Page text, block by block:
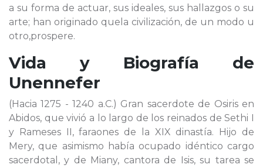
a su forma de actuar, sus ideales, sus hallazgos o su
arte; han originado quela civilización, de un modo u
otro,prospere.
Vida y Biografía de
Unennefer
(Hacia 1275 - 1240 a.C.) Gran sacerdote de Osiris en
Abidos, que vivió a lo largo de los reinados de Sethi I
y Rameses II, faraones de la XIX dinastía. Hijo de
Mery, que asimismo había ocupado idéntico cargo
sacerdotal, y de Miany, cantora de Isis, su tarea se